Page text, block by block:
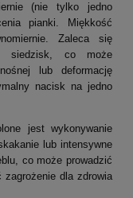
(nie tylko jedno
pianki. Miękkość
Zaleca się
siedzisk, co może
lub deformację
nacisk na jedno
jest wykonywanie
lub intensywne
co może prowadzić
dla zdrowia